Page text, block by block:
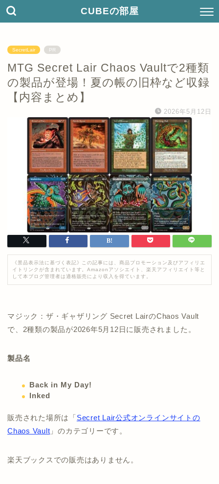
CUBEの部屋
SecretLair PR
MTG Secret Lair Chaos Vaultで2種類
の製品が登場！夏の帳の旧枠など収録
【内容まとめ】
2026年5月12日
《景品表示法に基づく表記》この記事には、商品プロモーション及びアフィリエ
イトリンクが含まれています。Amazonアソシエイト、楽天アフィリエイト等と
して本ブログ管理者は適格販売により収入を得ています。
マジック：ザ・ギャザリング Secret LairのChaos Vault
で、2種類の製品が2026年5月12日に販売されました。
製品名
Back in My Day!
Inked
販売された場所は「Secret Lair公式オンラインサイトの
Chaos Vault 」のカテゴリーです。
楽天ブックスでの販売はありません。